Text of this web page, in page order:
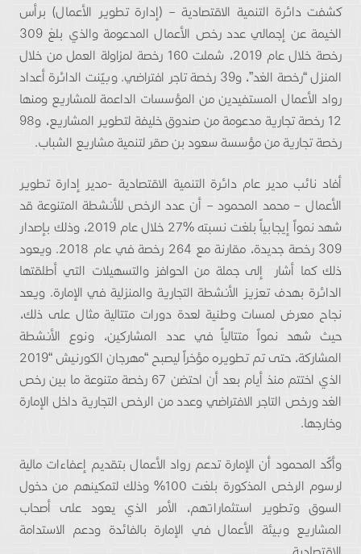
كشفت دائرة التنمية الاقتصادية – (إدارة تطوير الأعمال) برأس
الخيمة عن إجمالي عدد رخص الأعمال المدعومة والذي بلغ 309
رخصة خلال عام 2019، شملت 160 رخصة لمزاولة العمل من خلال
المنزل “رخصة الغد”، و39 رخصة تاجر افتراضي. وبيّنت الدائرة أعداد
رواد الأعمال المستفيدين من المؤسسات الداعمة للمشاريع ومنها
12 رخصة تجارية مدعومة من صندوق خليفة لتطوير المشاريع، و98
رخصة تجارية من مؤسسة سعود بن صقر لتنمية مشاريع الشباب.
أفاد نائب مدير عام دائرة التنمية الاقتصادية -مدير إدارة تطوير
الأعمال – محمد المحمود – أن عدد الرخص للأنشطة المتنوعة قد
شهد نمواً إيجابياً بلغت نسبته 27‎%‎ خلال عام 2019، وذلك بإصدار
309 رخصة جديدة، مقارنة مع 264 رخصة في عام 2018. ويعود
ذلك كما أشار إلى جملة من الحوافز والتسهيلات التي أطلقتها
الدائرة بهدف تعزيز الأنشطة التجارية والمنزلية في الإمارة. ويعد
نجاح معرض لمسات وطنية لعدة دورات متتالية مثال على ذلك،
حيث شهد نمواً متتالياً في عدد المشاركين، ونوع الأنشطة
المشاركة، حتى تم تطويره مؤخراً ليصبح “مهرجان الكورنيش “2019
الذي اختتم منذ أيام بعد أن احتضن 67 رخصة متنوعة ما بين رخص
الغد ورخص التاجر الافتراضي وعدد من الرخص التجارية داخل الإمارة
وخارجها.
وأكّد المحمود أن الإمارة تدعم رواد الأعمال بتقديم إعفاءات مالية
لرسوم الرخص المذكورة بلغت 100% وذلك لتمكينهم من دخول
السوق وتطوير استثماراتهم، الأمر الذي يعود على أصحاب
المشاريع وبيئة الأعمال في الإمارة بالفائدة ودعم الاستدامة